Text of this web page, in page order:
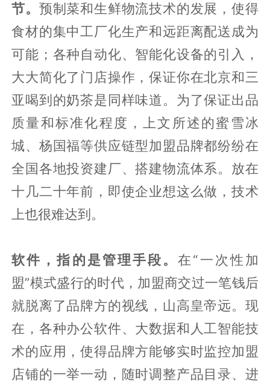
节。 预制菜和生鲜物流技术的发展，使得
食材的集中工厂化生产和远距离配送成为
可能；各种自动化、智能化设备的引入，
大大简化了门店操作，保证你在北京和三
亚喝到的奶茶是同样味道。为了保证出品
质量和标准化程度，上文所述的蜜雪冰
城、杨国福等供应链型加盟品牌都纷纷在
全国各地投资建厂、搭建物流体系。放在
十几二十年前，即使企业想这么做，技术
上也很难达到。
软件，指的是管理手段。在“一次性加
盟”模式盛行的时代，加盟商交过一笔钱后
就脱离了品牌方的视线，山高皇帝远。现
在，各种办公软件、大数据和人工智能技
术的应用，使得品牌方能够实时监控加盟
店铺的一举一动，随时调整产品目录、进